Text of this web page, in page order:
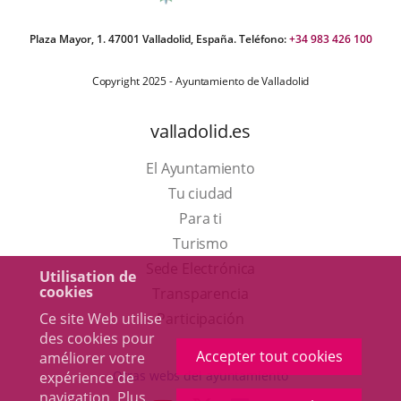
Utilisation de
cookies
Ce site Web utilise
des cookies pour
améliorer votre
expérience de
Accepter tout cookies
Plaza Mayor, 1. 47001 Valladolid, España. Teléfono:+34 983 426 100
Copyright 2025 - Ayuntamiento de Valladolid
valladolid.es
El Ayuntamiento
Tu ciudad
Para ti
TurismoEste
en
una
ventana
aplicación
externa.
Participación
Otras webs del ayuntamiento